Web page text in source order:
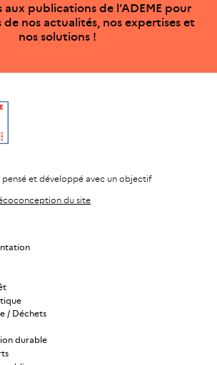
publications de l’ADEME pour
de nos actualités, nos expertises et
nos solutions !
et développé avec un objectif
du site
/ Déchets
durable